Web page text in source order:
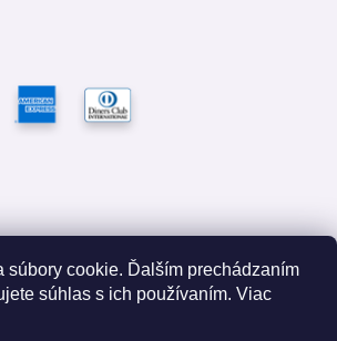
súbory cookie. Ďalším prechádzaním
súhlas s ich používaním. Viac